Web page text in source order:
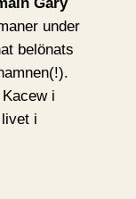
Gary
under
belönats
i
i